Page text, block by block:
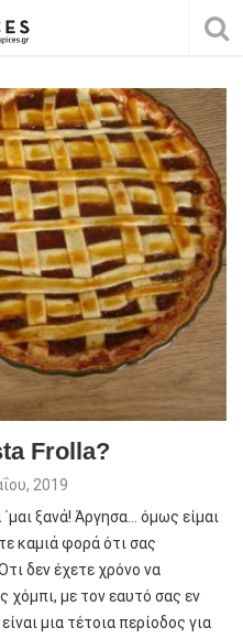
Frolla?
2019
ξανά! Άργησα… όμως είμαι
καμιά φορά ότι σας
δεν έχετε χρόνο να
χόμπι, με τον εαυτό σας εν
μια τέτοια περίοδος για